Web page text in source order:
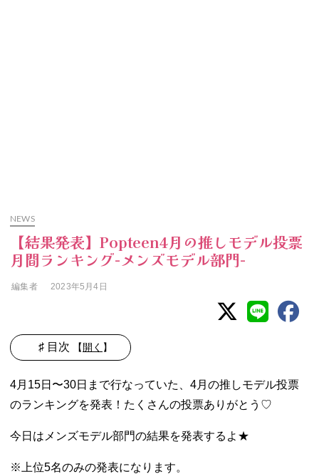
NEWS
【結果発表】Popteen4月の推しモデル投票
月間ランキング-メンズモデル部門-
編集者 2023年5月4日
♯ 目次 【開く 】
部門
4月15日〜30日まで行なっていた、4月の推しモデル投票
のランキングを発表！たくさんの投票ありがとう♡
今日はメンズモデル部門の結果を発表するよ★
※上位5名のみの発表になります。